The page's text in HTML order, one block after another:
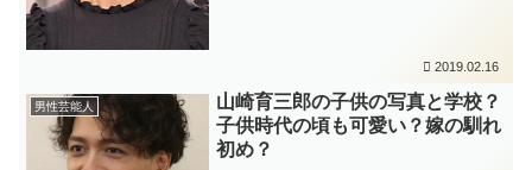
2019.02.16
男性芸能人
山崎育三郎の子供の写真と学校？
子供時代の頃も可愛い？嫁の馴れ
初め？